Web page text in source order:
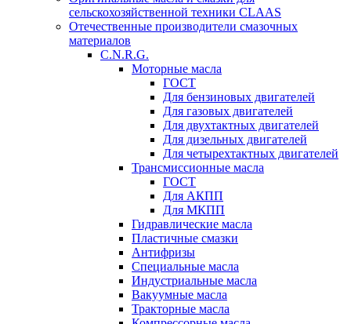
сельскохозяйственной техники CLAAS
Отечественные производители смазочных
материалов
C.N.R.G.
Моторные масла
ГОСТ
Для бензиновых двигателей
Для газовых двигателей
Для двухтактных двигателей
Для дизельных двигателей
Для четырехтактных двигателей
Трансмиссионные масла
ГОСТ
Для АКПП
Для МКПП
Гидравлические масла
Пластичные смазки
Антифризы
Специальные масла
Индустриальные масла
Вакуумные масла
Тракторные масла